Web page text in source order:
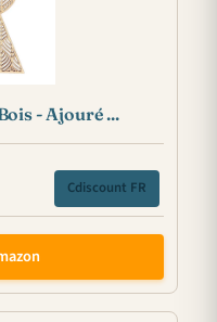
- Ajouré ...
Cdiscount FR